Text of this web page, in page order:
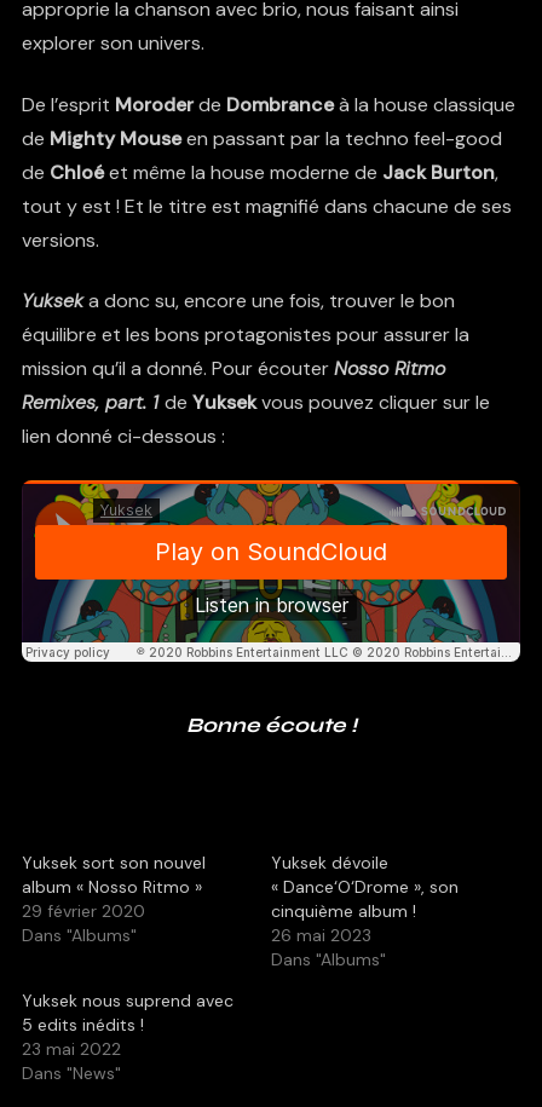
approprie la chanson avec brio, nous faisant ainsi
explorer son univers.
De l’esprit Moroderde Dombranceà la house classique
de Mighty Mouseen passant par la techno feel-good
de Chloéet même la house moderne de Jack Burton,
tout y est ! Et le titre est magnifié dans chacune de ses
versions.
Yukseka donc su, encore une fois, trouver le bon
équilibre et les bons protagonistes pour assurer la
mission qu’il a donné. Pour écouterNosso Ritmo
Remixes, part. 1de Yuksekvous pouvez cliquer sur le
lien donné ci-dessous :
Bonne écoute !
Yuksek sort son nouvel
album « Nosso Ritmo »
29 février 2020
Dans "Albums"
Yuksek dévoile
« Dance‘O‘Drome », son
cinquième album !
26 mai 2023
Dans "Albums"
Yuksek nous suprend avec
5 edits inédits !
23 mai 2022
Dans "News"